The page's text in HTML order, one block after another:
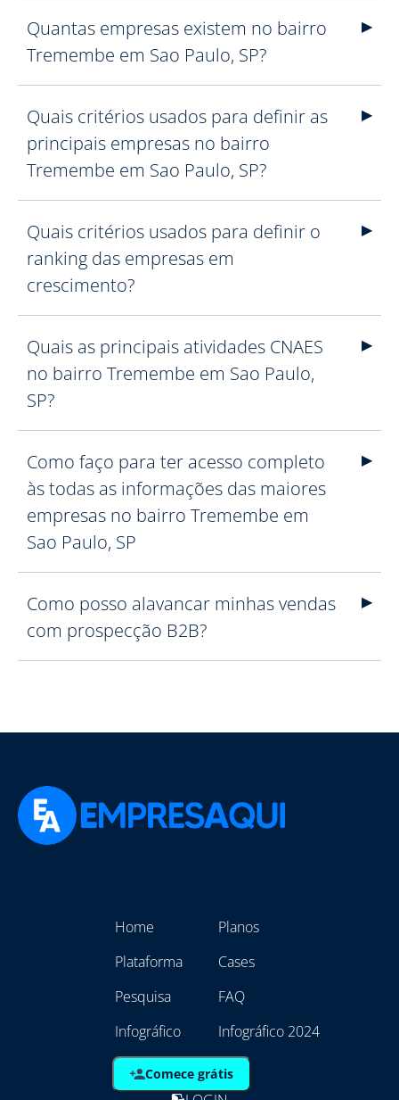
Quantas empresas existem no bairro
Tremembe em Sao Paulo, SP?
Quais critérios usados para definir as
principais empresas no bairro
Tremembe em Sao Paulo, SP?
Quais critérios usados para definir o
ranking das empresas em
crescimento?
Quais as principais atividades CNAES
no bairro Tremembe em Sao Paulo,
SP?
Como faço para ter acesso completo
às todas as informações das maiores
empresas no bairro Tremembe em
Sao Paulo, SP
Como posso alavancar minhas vendas
com prospecção B2B?
Home
Plataforma
Pesquisa
Infográfico
Planos
Cases
FAQ
Infográfico 2024
Comece grátis